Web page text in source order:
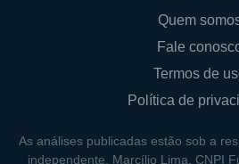
Quem
Fale
Termos de
Política de
As análises publicadas estão sob a
independente, Marcílio Lima, CNPI